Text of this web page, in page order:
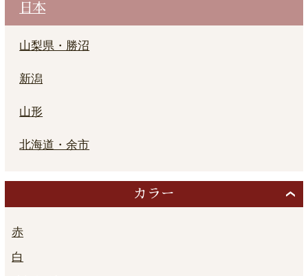
日本
山梨県・勝沼
新潟
山形
北海道・余市
カラー
赤
白